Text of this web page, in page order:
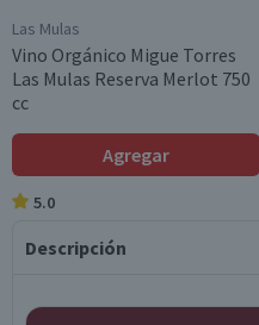
Las Mulas
Vino Orgánico Migue Torres
Las Mulas Reserva Merlot 750
cc
Agregar
5.0
Descripción